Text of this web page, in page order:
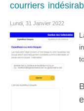
courriers
Lundi, 31 Janvier 2022